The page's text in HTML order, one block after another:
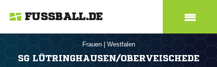
FUSSBALL.DE
Frauen Westfalen
SG LÜTRINGHAUSEN/OBERVEISCHEDE